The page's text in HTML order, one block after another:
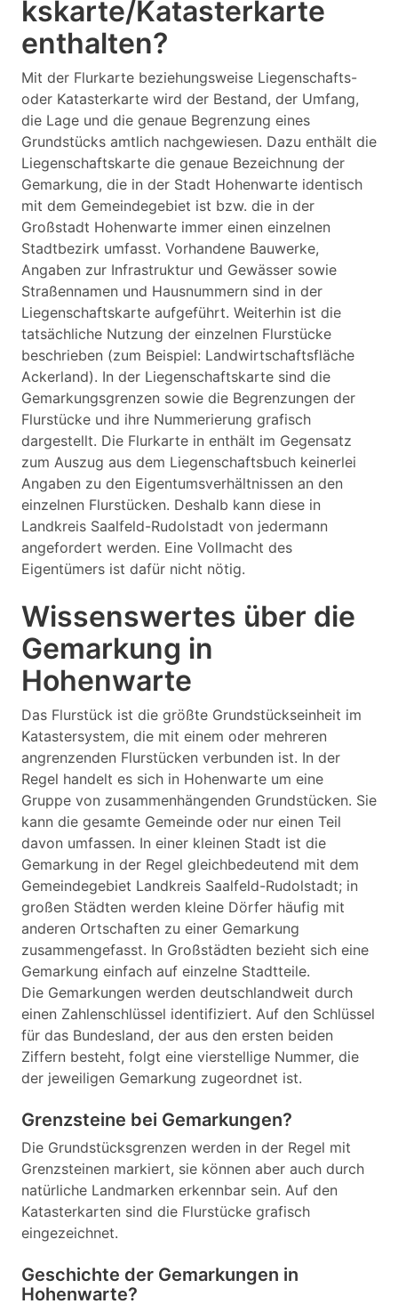
kskarte/Katasterkarte
enthalten?
Mit der Flurkarte beziehungsweise Liegenschafts-
oder Katasterkarte wird der Bestand, der Umfang,
die Lage und die genaue Begrenzung eines
Grundstücks amtlich nachgewiesen. Dazu enthält die
Liegenschaftskarte die genaue Bezeichnung der
Gemarkung, die in der Stadt Hohenwarte identisch
mit dem Gemeindegebiet ist bzw. die in der
Großstadt Hohenwarte immer einen einzelnen
Stadtbezirk umfasst. Vorhandene Bauwerke,
Angaben zur Infrastruktur und Gewässer sowie
Straßennamen und Hausnummern sind in der
Liegenschaftskarte aufgeführt. Weiterhin ist die
tatsächliche Nutzung der einzelnen Flurstücke
beschrieben (zum Beispiel: Landwirtschaftsfläche
Ackerland). In der Liegenschaftskarte sind die
Gemarkungsgrenzen sowie die Begrenzungen der
Flurstücke und ihre Nummerierung grafisch
dargestellt. Die Flurkarte in enthält im Gegensatz
zum Auszug aus dem Liegenschaftsbuch keinerlei
Angaben zu den Eigentumsverhältnissen an den
einzelnen Flurstücken. Deshalb kann diese in
Landkreis Saalfeld-Rudolstadt von jedermann
angefordert werden. Eine Vollmacht des
Eigentümers ist dafür nicht nötig.
Wissenswertes über die
Gemarkung in
Hohenwarte
Das Flurstück ist die größte Grundstückseinheit im
Katastersystem, die mit einem oder mehreren
angrenzenden Flurstücken verbunden ist. In der
Regel handelt es sich in Hohenwarte um eine
Gruppe von zusammenhängenden Grundstücken. Sie
kann die gesamte Gemeinde oder nur einen Teil
davon umfassen. In einer kleinen Stadt ist die
Gemarkung in der Regel gleichbedeutend mit dem
Gemeindegebiet Landkreis Saalfeld-Rudolstadt; in
großen Städten werden kleine Dörfer häufig mit
anderen Ortschaften zu einer Gemarkung
zusammengefasst. In Großstädten bezieht sich eine
Gemarkung einfach auf einzelne Stadtteile.
Die Gemarkungen werden deutschlandweit durch
einen Zahlenschlüssel identifiziert. Auf den Schlüssel
für das Bundesland, der aus den ersten beiden
Ziffern besteht, folgt eine vierstellige Nummer, die
der jeweiligen Gemarkung zugeordnet ist.
Grenzsteine bei Gemarkungen?
Die Grundstücksgrenzen werden in der Regel mit
Grenzsteinen markiert, sie können aber auch durch
natürliche Landmarken erkennbar sein. Auf den
Katasterkarten sind die Flurstücke grafisch
eingezeichnet.
Geschichte der Gemarkungen in
Hohenwarte?